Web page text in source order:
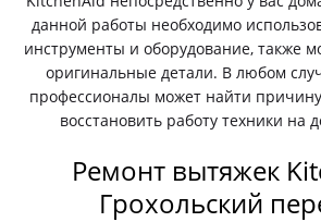
данной работы необходимо
инструменты и оборудование, также
оригинальные детали. В любом
профессионалы может найти
восстановить работу техники на
Ремонт вытяжек
Грохольский